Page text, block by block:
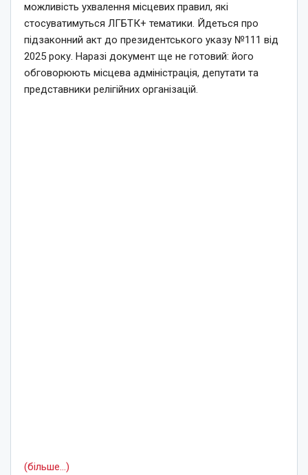
можливість ухвалення місцевих правил, які
стосуватимуться ЛГБТК+ тематики. Йдеться про
підзаконний акт до президентського указу №111 від
2025 року. Наразі документ ще не готовий: його
обговорюють місцева адміністрація, депутати та
представники релігійних організацій.
(більше…)